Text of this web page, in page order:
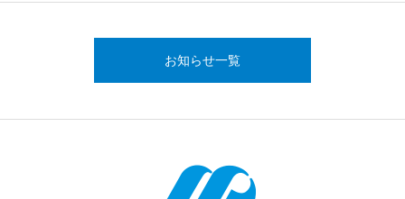
お知らせ一覧